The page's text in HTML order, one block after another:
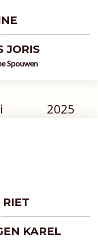
JORIS
Spouwen
2025
KAREL